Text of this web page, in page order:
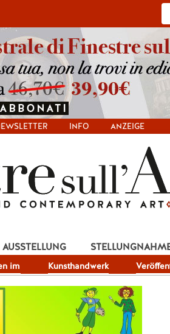
INFO ANZEIGE
im
Kunsthandwerk